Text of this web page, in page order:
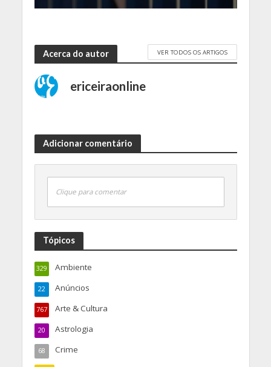
Acerca do autor VER TODOS OS ARTIGOS
ericeiraonline
Adicionar comentário
Clique para comentar
Tópicos
Ambiente
329
Anúncios
22
Arte & Cultura
767
Astrologia
20
Crime
68